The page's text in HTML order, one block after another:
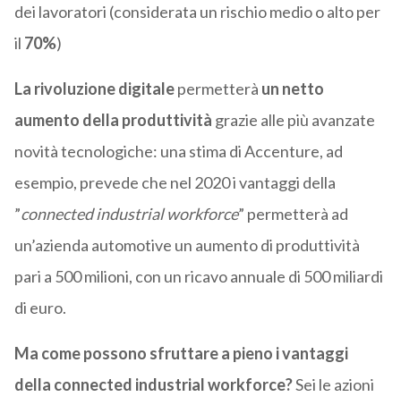
dei lavoratori (considerata un rischio medio o alto per
il 70%)
La rivoluzione digitalepermetterà un netto
aumento della produttività grazie alle più avanzate
novità tecnologiche: una stima di Accenture, ad
esempio, prevede che nel 2020 i vantaggi della
”connected industrial workforce” permetterà ad
un’azienda automotive un aumento di produttività
pari a 500 milioni, con un ricavo annuale di 500 miliardi
di euro.
Ma come possono sfruttare a pieno i vantaggi
della connected industrial workforce?Sei le azioni